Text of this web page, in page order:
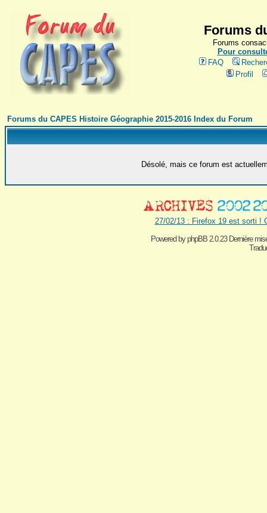
Forums
Forums
Pour
FAQ
Profil
Forums du CAPES Histoire Géographie 2015-2016 Index du Forum
Désolé, mais ce forum est
27/02/13 : Firefox 19 est sorti !
Powered byphpBB 2.0.23 Dernière